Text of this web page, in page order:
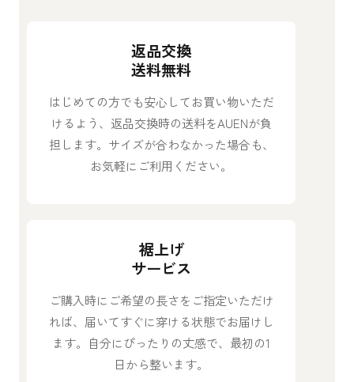
返品交換
送料無料
はじめての方でも安心してお買い物いただ
けるよう、返品交換時の送料をAUENが負
担します。サイズが合わなかった場合も、
お気軽にご利用ください。
裾上げ
サービス
ご購入時にご希望の長さをご指定いただけ
れば、届いてすぐに穿ける状態でお届けし
ます。自分にぴったりの丈感で、最初の1
日から整います。